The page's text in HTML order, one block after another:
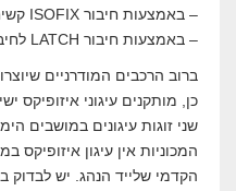
– באמצעות חיבור ISOFIX קשיח (מושבי בטיחות אירופאים).
– באמצעות חיבור LATCH לחיבור ה-ISOFIX.
כן, מותקנים עיגוני איזופיקס
שני זוגות עיגונים במושבים
המכוניות אין עיגון
הקדמי שלייד הנהג. יש לבדוק